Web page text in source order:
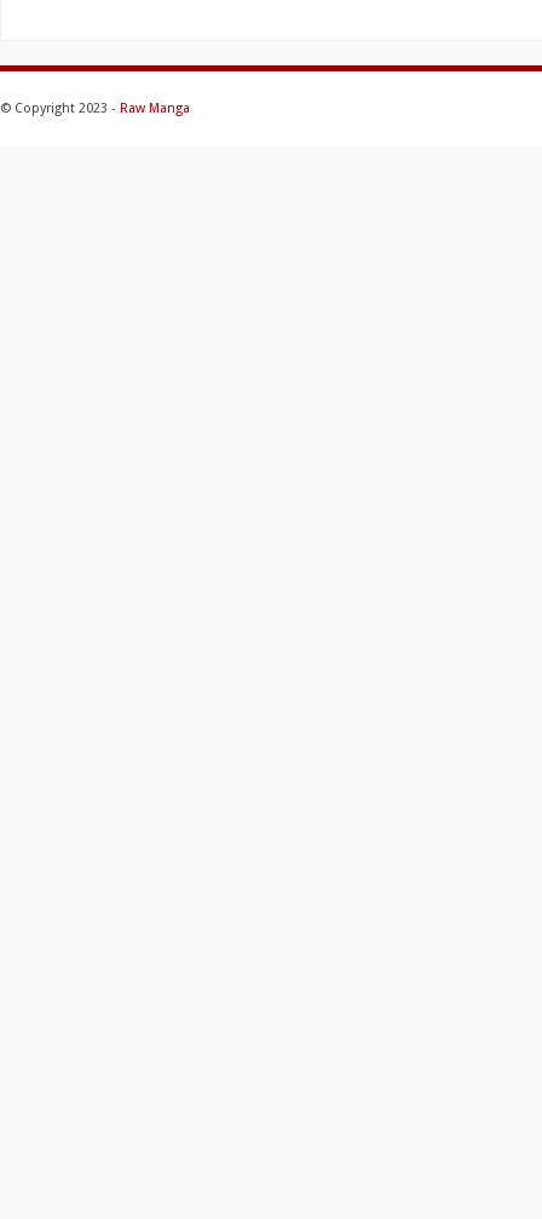
© Copyright 2023 - Raw Manga